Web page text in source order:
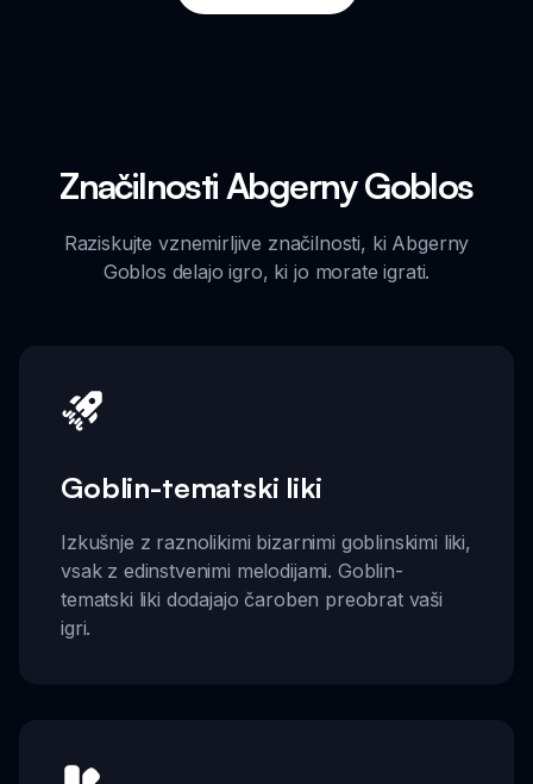
Značilnosti Abgerny Goblos
Raziskujte vznemirljive značilnosti, ki Abgerny
Goblos delajo igro, ki jo morate igrati.
Goblin-tematski liki
Izkušnje z raznolikimi bizarnimi goblinskimi liki,
vsak z edinstvenimi melodijami. Goblin-
tematski liki dodajajo čaroben preobrat vaši
igri.